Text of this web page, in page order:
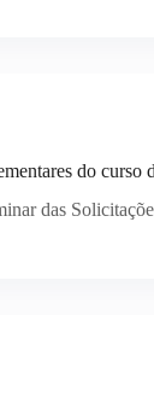
do curso
das